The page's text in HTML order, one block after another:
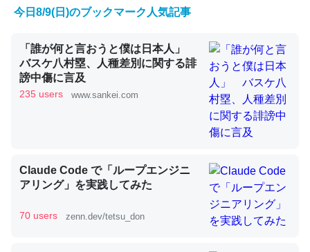
くらい。小説でいう「ずっと前の伏線」は回収されないけ
ど、短期記憶というには多い分量。進化すればするほど分
かりやすく強くなりそう
─GPTの仕組みと限界についての考察（１） - conceptualization
昆虫ってカルシウム少ないのか。知らんかった。調べたら
コオロギのカルシウム分はエビの600分の1程度。
今日8/9(日)のブックマーク人気記事
「誰が何と言おうと僕は日本人」
バスケ八村塁、人種差別に関する誹
謗中傷に言及
235 users www.sankei.com
Claude Code で「ループエンジニ
アリング」を実践してみた
70 users zenn.dev/tetsu_don